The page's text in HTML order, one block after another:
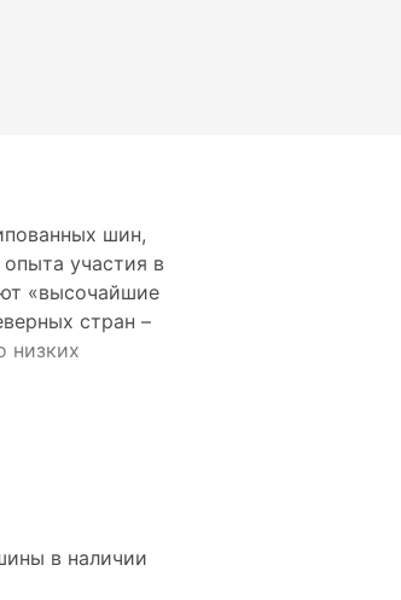
шин,
участия в
«высочайшие
стран –
низких
и в наличии